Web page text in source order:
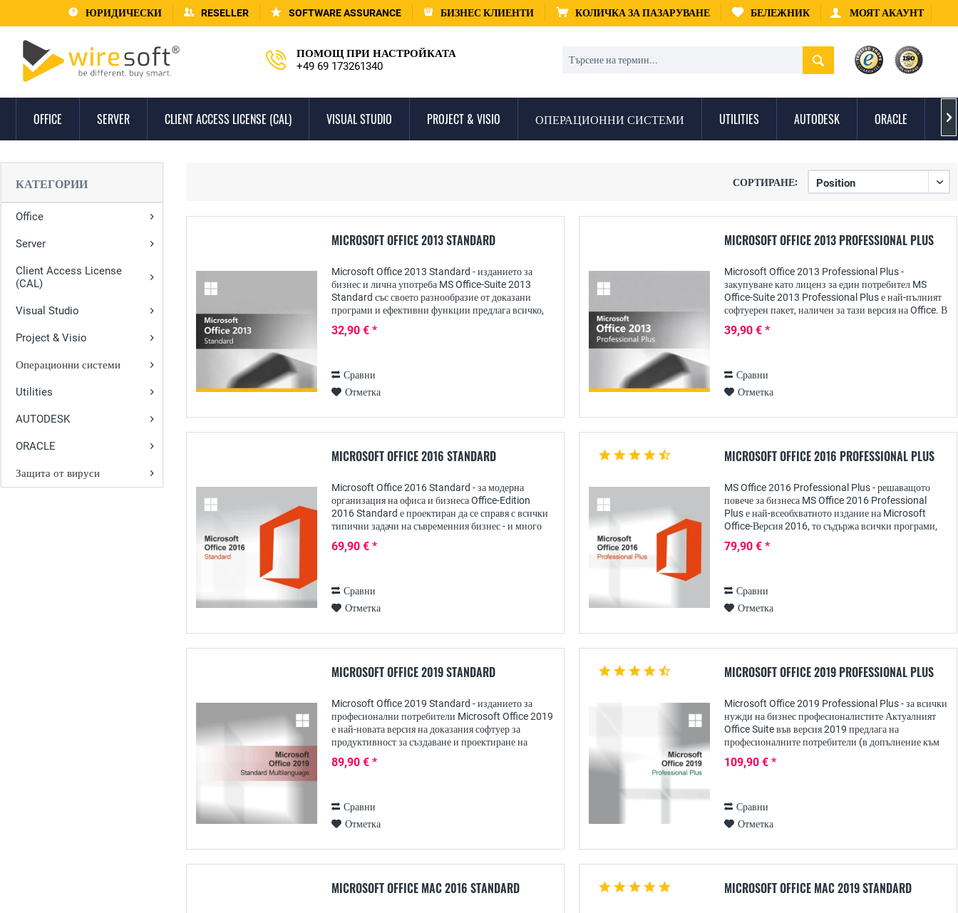
ЮРИДИЧЕСКИ RESELLER SOFTWARE ASSURANCE БИЗНЕС КЛИЕНТИ КОЛИЧКА ЗА ПАЗАРУВАНЕ БЕЛЕЖНИК МОЯТ АКАУНТ
ПОМОЩ ПРИ НАСТРОЙКАТА
+49 69 173261340
OFFICE SERVER CLIENT ACCESS LICENSE (CAL) VISUAL STUDIO PROJECT & VISIO ОПЕРАЦИОННИ СИСТЕМИ UTILITIES AUTODESK ORACLE 
КАТЕГОРИИ
Office
Server
Client Access License
(CAL)
Visual Studio
Project & Visio
Операционни системи
Utilities
AUTODESK
ORACLE
Защита от вируси
СОРТИРАНЕ:
MICROSOFT OFFICE 2013 STANDARD
Microsoft Office 2013 Standard - изданието за
бизнес и лична употреба MS Office-Suite 2013
Standard със своето разнообразие от доказани
програми и ефективни функции предлага всичко,
за да...
32,90 € *
Сравни
Отметка
MICROSOFT OFFICE 2013 PROFESSIONAL PLUS
Microsoft Office 2013 Professional Plus -
закупуване като лиценз за един потребител MS
Office-Suite 2013 Professional Plus е най-пълният
софтуерен пакет, наличен за тази версия на Office. В
39,90 € *
Сравни
Отметка
MICROSOFT OFFICE 2016 STANDARD
Microsoft Office 2016 Standard - за модерна
организация на офиса и бизнеса Office-Edition
2016 Standard е проектиран да се справя с всички
типични задачи на съвременния бизнес - и много
инструменти...
69,90 € *
Сравни
Отметка
MICROSOFT OFFICE 2016 PROFESSIONAL PLUS
MS Office 2016 Professional Plus - решаващото
повече за бизнеса MS Office 2016 Professional
Plus е най-всеобхватното издание на Microsoft
Office-Версия 2016, то съдържа всички програми,
79,90 € *
Сравни
Отметка
MICROSOFT OFFICE 2019 STANDARD
Microsoft Office 2019 Standard - изданието за
професионални потребители Microsoft Office 2019
е най-новата версия на доказания софтуер за
продуктивност за създаване и проектиране на
89,90 € *
Сравни
Отметка
MICROSOFT OFFICE 2019 PROFESSIONAL PLUS
Microsoft Office 2019 Professional Plus - за всички
нужди на бизнес професионалистите Актуалният
Office Suite във версия 2019 предлага на
професионалните потребители (в допълнение към
особено с...
109,90 € *
Сравни
Отметка
MICROSOFT OFFICE MAC 2016 STANDARD MICROSOFT OFFICE MAC 2019 STANDARD